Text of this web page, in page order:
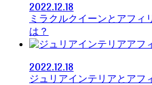
2022.12.18
ミラクルクイーンとアフィ
は？
2022.12.18
ジュリアインテリアとアフ